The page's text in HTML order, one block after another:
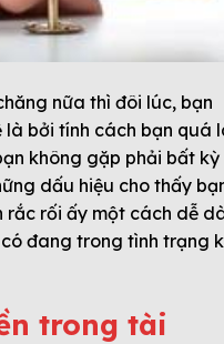
nữa thì đôi lúc, bạn
là bởi tính cách bạn quá
không gặp phải bất kỳ
dấu hiệu cho thấy
rắc rối ấy một cách dễ
đang trong tình trạng
trong tài